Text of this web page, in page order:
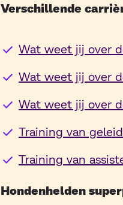
Verschillende
Wat weet jij over
Wat weet jij over
Wat weet jij over
Training van
Training van
Hondenhelden